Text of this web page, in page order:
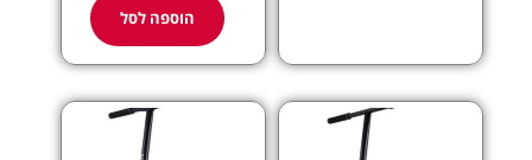
הוספה לסל